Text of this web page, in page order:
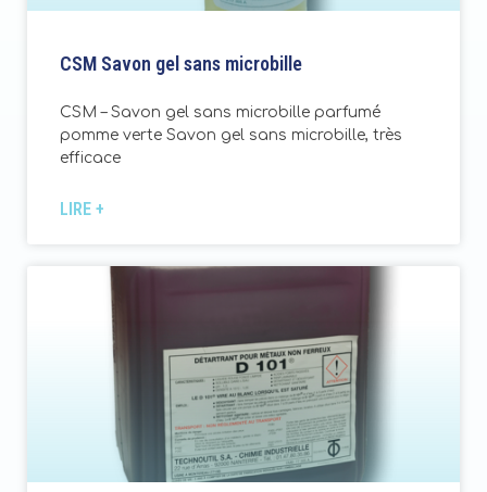
CSM Savon gel sans microbille
CSM – Savon gel sans microbille parfumé
pomme verte Savon gel sans microbille, très
efficace
LIRE +